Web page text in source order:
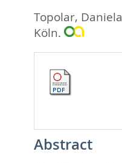
sind
hier:
Topolar, Daniela
Köln.
Abstract